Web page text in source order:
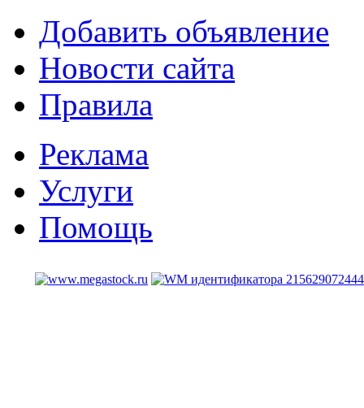
Добавить объявление
Новости сайта
Правила
Реклама
Услуги
Помощь